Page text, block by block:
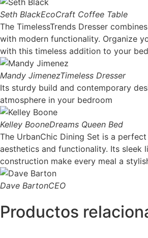
Seth BlackEcoCraft Coffee Table
The TimelessTrends Dresser
with modern functionality. Organize
with this timeless addition to your
Mandy JimenezTimeless Dresser
Its sturdy build and contemporary
atmosphere in your bedroom
Kelley BooneDreams Queen Bed
The UrbanChic Dining Set is a
aesthetics and functionality. Its sleek
construction make every meal a
Dave BartonCEO
Productos